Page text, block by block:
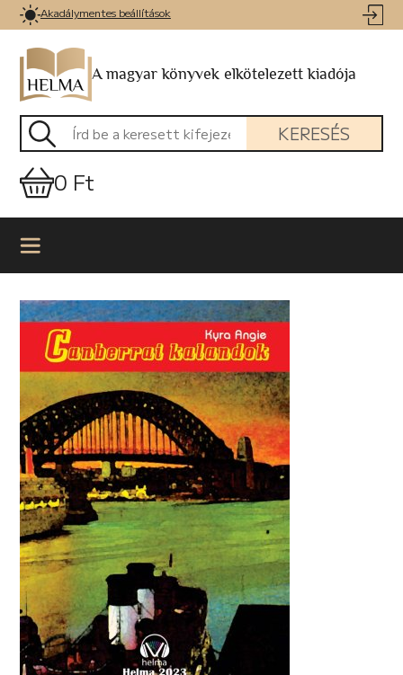
Akadálymentes beállítások
A magyar könyvek elkötelezett kiadója
KERESÉS
0 Ft